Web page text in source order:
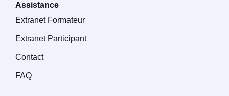
Assistance
Extranet Formateur
Extranet Participant
Contact
FAQ